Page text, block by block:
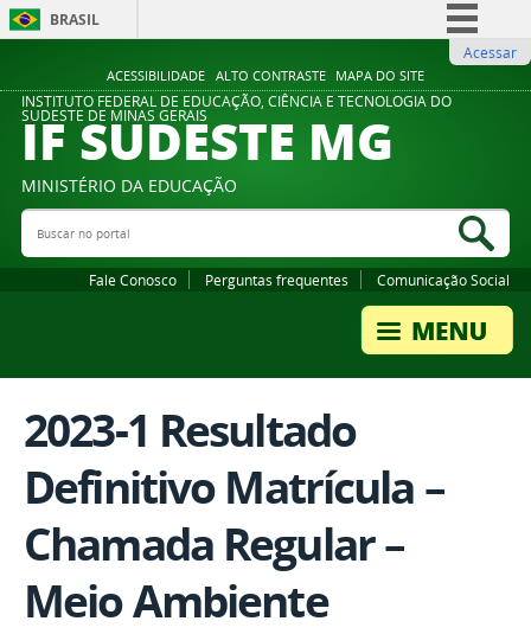
ACESSIBILIDADE ALTO CONTRASTE MAPA DO SITE
BRASIL
Comunica BR
Participe
Legislação
Acessar
INSTITUTO FEDERAL DE EDUCAÇÃO, CIÊNCIA E TECNOLOGIA DO
SUDESTE DE MINAS GERAIS
IF SUDESTE MG
MINISTÉRIO DA EDUCAÇÃO
Buscar no portal
Fale Conosco Perguntas frequentes Comunicação Social
2023-1 Resultado
Definitivo Matrícula –
Chamada Regular –
Meio Ambiente